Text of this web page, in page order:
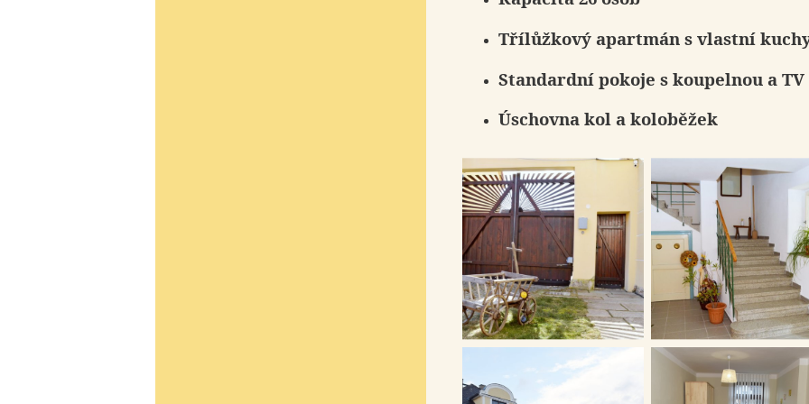
Třílůžkový apartmán s vlastní
Standardní pokoje s koupelnou a TV
Úschovna kol a koloběžek